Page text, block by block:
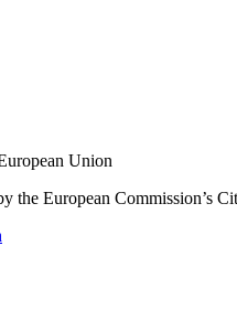
the European Commission’s